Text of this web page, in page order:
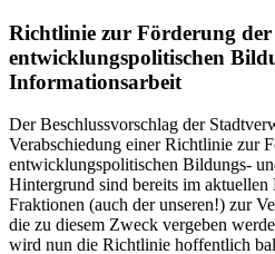
Richtlinie zur Förderung der
entwicklungspolitischen
Informationsarbeit
Der Beschlussvorschlag der
Verabschiedung einer Richtlinie zur
entwicklungspolitischen Bildungs-
Hintergrund sind bereits im
Fraktionen (auch der unseren!) zur
die zu diesem Zweck vergeben
wird nun die Richtlinie hoffentlich